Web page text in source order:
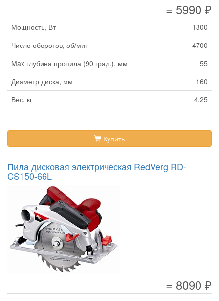
= 5990 ₽
Мощность, Вт
1300
Число оборотов, об/мин
4700
Max глубина пропила (90 град.), мм
55
Диаметр диска, мм
160
Вес, кг
4.25
Купить
Пила дисковая электрическая RedVerg RD-
CS150-66L
= 8090 ₽